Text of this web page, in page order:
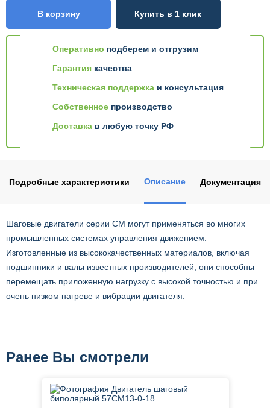
Оперативно подберем и отгрузим
Гарантия качества
Техническая поддержка и консультация
Собственное производство
Доставка в любую точку РФ
В корзину Купить в 1 клик
Подробные характеристики Описание Документация
Шаговые двигатели серии CM могут применяться во многих
промышленных системах управления движением.
Изготовленные из высококачественных материалов, включая
подшипники и валы известных производителей, они способны
перемещать приложенную нагрузку с высокой точностью и при
очень низком нагреве и вибрации двигателя.
Ранее Вы смотрели